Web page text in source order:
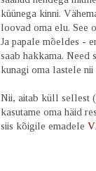
küünega kinni.
loovad oma elu. See
Ja papale mõeldes -
saab hakkama. Need
kunagi oma lastele
Nii, aitab küll sellest
kasutame oma häid
siis kõigile emadele